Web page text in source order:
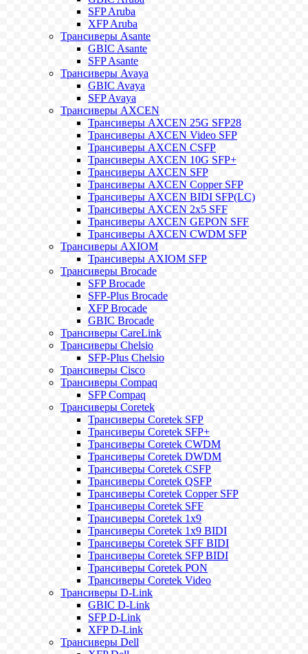
SFP Aruba
XFP Aruba
Трансиверы Asante
GBIC Asante
SFP Asante
Трансиверы Avaya
GBIC Avaya
SFP Avaya
Трансиверы AXCEN
Трансиверы AXCEN 25G SFP28
Трансиверы AXCEN Video SFP
Трансиверы AXCEN CSFP
Трансиверы AXCEN 10G SFP+
Трансиверы AXCEN SFP
Трансиверы AXCEN Copper SFP
Трансиверы AXCEN BIDI SFP(LC)
Трансиверы AXCEN 2x5 SFF
Трансиверы AXCEN GEPON SFF
Трансиверы AXCEN CWDM SFP
Трансиверы AXIOM
Трансиверы AXIOM SFP
Трансиверы Brocade
SFP Brocade
SFP-Plus Brocade
XFP Brocade
GBIC Brocade
Трансиверы CareLink
Трансиверы Chelsio
SFP-Plus Chelsio
Трансиверы Cisco
Трансиверы Compaq
SFP Compaq
Трансиверы Coretek
Трансиверы Coretek SFP
Трансиверы Coretek SFP+
Трансиверы Coretek CWDM
Трансиверы Coretek DWDM
Трансиверы Coretek CSFP
Трансиверы Coretek QSFP
Трансиверы Coretek Copper SFP
Трансиверы Coretek SFF
Трансиверы Coretek 1x9
Трансиверы Coretek 1x9 BIDI
Трансиверы Coretek SFF BIDI
Трансиверы Coretek SFP BIDI
Трансиверы Coretek PON
Трансиверы Coretek Video
Трансиверы D-Link
GBIC D-Link
SFP D-Link
XFP D-Link
Трансиверы Dell